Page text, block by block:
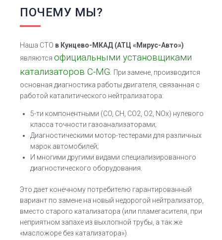
ПОЧЕМУ МЫ?
Наша СТО в Кунцево-МКАД (АТЦ «Мирус-Авто»)
являются официальными установщиками
катализаторов C-MG. При замене, производится
основная диагностика работы двигателя, связанная с
работой каталитического нейтрализатора:
5-ти компонентными (CO, CH, CO2, O2, NOx) нулевого
класса точности газоанализаторами;
Диагностическими мотор-тестерами для различных
марок автомобилей;
И многими другими видами специализированного
диагностического оборудования.
Это дает конечному потребителю гарантированный
вариант по замене на новый недорогой нейтрализатор,
вместо старого катализатора (или пламегасителя, при
неприятном запахе из выхлопной трубы, а так же
«масложоре без катализатора»).